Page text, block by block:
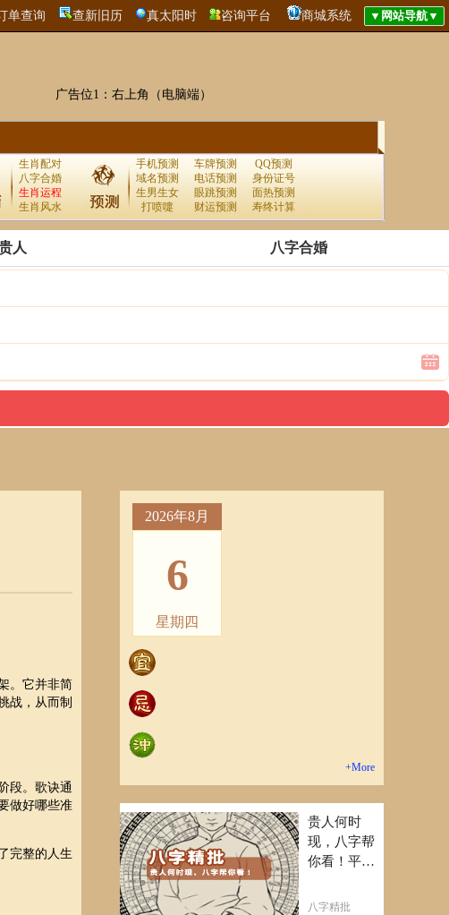
单查询 查新旧历 真太阳时 咨询平台 商城系统
广告位1：右上角（电脑端）
生肖配对
八字合婚
生肖运程
生肖风水
手机预测 车牌预测
QQ预测
域名预测
电话预测
身份证号
生男生女
眼跳预测
面热预测
打喷嚏
财运预测 寿终计算
人 八字合婚
。它并非简
战，从而制
段。歌诀通
做好哪些准
完整的人生
2026年8月
6
星期四
+More
贵人何时
现，八字帮
你看！平阴
八字精批批
八字精批